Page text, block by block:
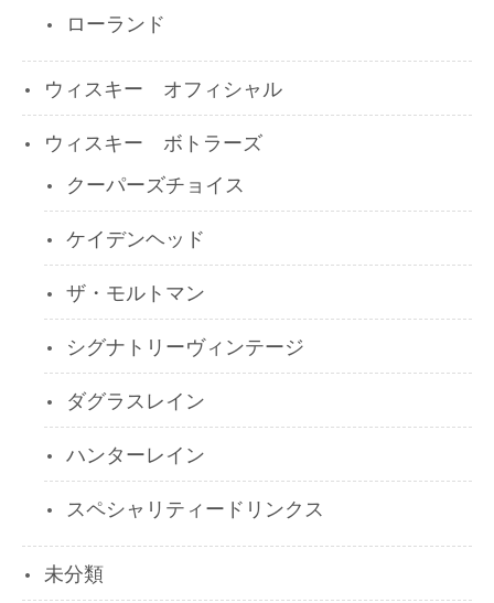
ローランド
ウィスキー オフィシャル
ウィスキー ボトラーズ
クーパーズチョイス
ケイデンヘッド
ザ・モルトマン
シグナトリーヴィンテージ
ダグラスレイン
ハンターレイン
スペシャリティードリンクス
未分類